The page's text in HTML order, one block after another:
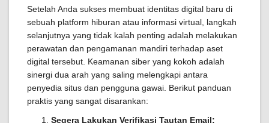
Setelah Anda sukses membuat identitas digital baru di
sebuah platform hiburan atau informasi virtual, langkah
selanjutnya yang tidak kalah penting adalah melakukan
perawatan dan pengamanan mandiri terhadap aset
digital tersebut. Keamanan siber yang kokoh adalah
sinergi dua arah yang saling melengkapi antara
penyedia situs dan pengguna gawai. Berikut panduan
praktis yang sangat disarankan:
Segera Lakukan Verifikasi Tautan Email: